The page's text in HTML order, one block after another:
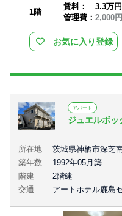
1階
賃料：
3.3万円
管理費： 2,000円
お気に入り登録
アパート
ジュエルボッ
所在地
茨城県神栖市深芝
築年数
1992年05月築
階建
2階建
交通
アートホテル鹿島